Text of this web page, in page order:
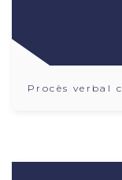
Procès verbal